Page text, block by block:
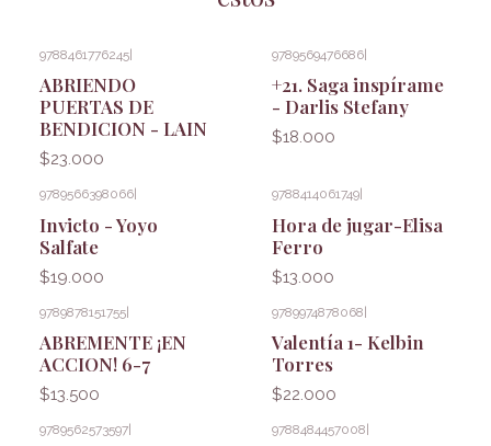
9788461776245
ABRIENDO
PUERTAS DE
BENDICION - LAIN
$23.000
9789569476686
+21. Saga inspírame
- Darlis Stefany
$18.000
9789566398066
Invicto - Yoyo
Salfate
$19.000
9788414061749
Hora de jugar-Elisa
Ferro
$13.000
9789878151755|
ABREMENTE ¡EN
ACCION! 6-7
$13.500
9789974878068|
Valentía 1- Kelbin
Torres
$22.000
9789562573597 9788484457008